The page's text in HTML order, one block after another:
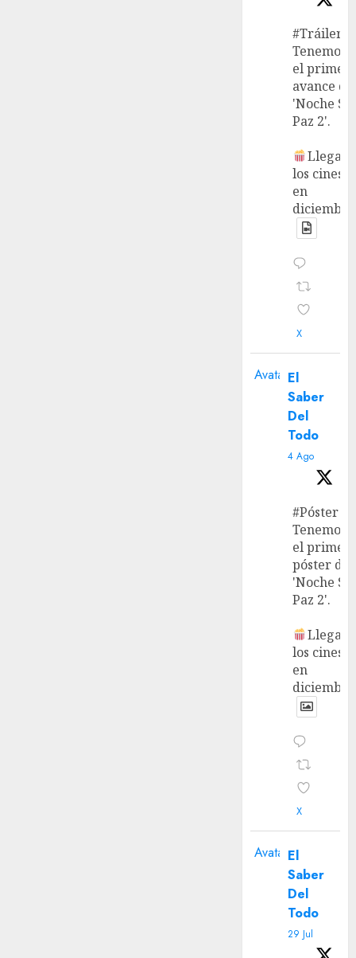
#Tráiler
Tenemos
el primer
avance de
'Noche
Paz 2'.
Llega a
los cines
en
X
Avatar El
Saber
Del
Todo
4 Ago
#Póster
Tenemos
el primer
póster de
'Noche
Paz 2'.
Llega a
los cines
en
X
Avatar El
Saber
Del
Todo
29 Jul